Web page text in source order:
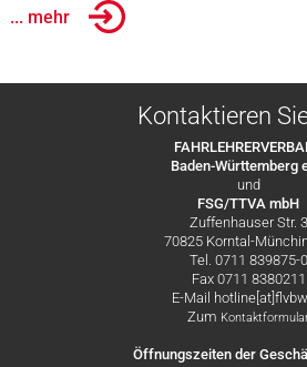
... mehr
Kontaktieren
Baden-Württemberg
und
FSG/TTVA mbH
Zuffenhauser Str. 3
70825 Korntal-
Tel. 0711 839875-0
Fax 0711 8380211
E-Mail
Zum
Öffnungszeiten der